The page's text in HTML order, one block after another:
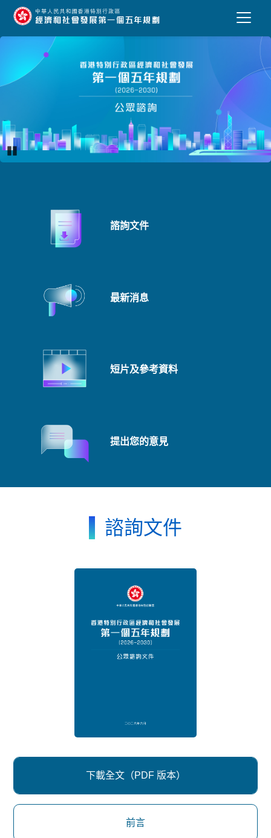
香港五年規劃公眾諮詢
Pause
諮詢文件
最新消息
短片及參考資料
提出您的意見
諮詢文件
下載全文（PDF 版本）
前言